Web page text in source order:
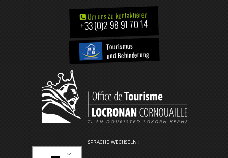
Um uns zu kontaktieren
+33 (0)2 98 91 70 14
Tourismus
und Behinderung
SPRACHE WECHSELN :